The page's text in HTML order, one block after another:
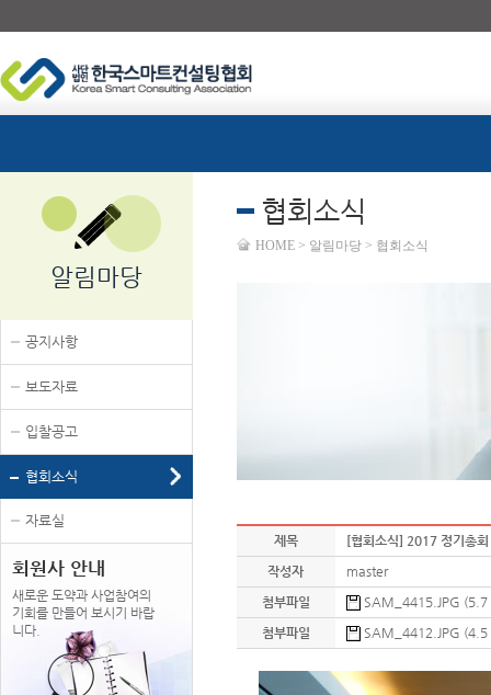
알림마당
공지사항
보도자료
입찰공고
협회소식
자료실
회원사 안내
새로운 도약과 사업참여의
기회를 만들어 보시기 바랍
니다.
협회소식
HOME > 알림마당 > 협회소식
제목
[협회소식] 2017 정기총회
작성자
master
첨부파일
SAM_4415.JPG (5.7
첨부파일
SAM_4412.JPG (4.5